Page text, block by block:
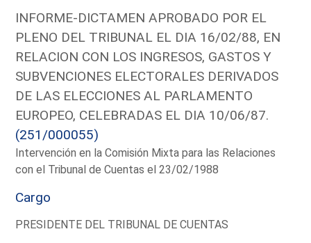
INFORME-DICTAMEN APROBADO POR EL
PLENO DEL TRIBUNAL EL DIA 16/02/88, EN
RELACION CON LOS INGRESOS, GASTOS Y
SUBVENCIONES ELECTORALES DERIVADOS
DE LAS ELECCIONES AL PARLAMENTO
EUROPEO, CELEBRADAS EL DIA 10/06/87.
(251/000055)
Intervención en la Comisión Mixta para las Relaciones
con el Tribunal de Cuentas el 23/02/1988
Cargo
PRESIDENTE DEL TRIBUNAL DE CUENTAS